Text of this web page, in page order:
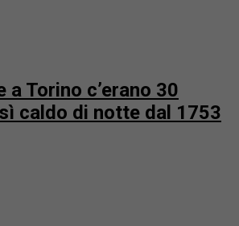
Torino c’erano 30
caldo di notte dal 1753